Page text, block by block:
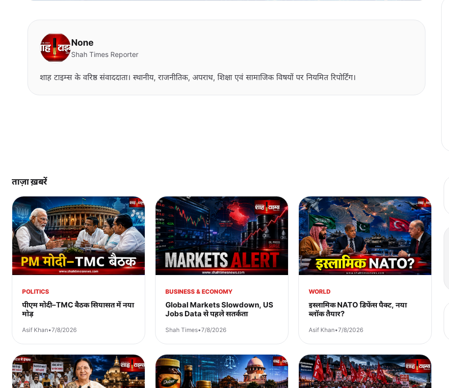
None
Shah Times Reporter
शाह टाइम्स के वरिष्ठ संवाददाता। स्थानीय, राजनीतिक, अपराध, शिक्षा एवं सामाजिक विषयों पर नियमित रिपोर्टिंग।
ताज़ा ख़बरें
POLITICS
पीएम मोदी–TMC बैठक सियासत में नया
मोड़
Asif Khan•7/8/2026
BUSINESS & ECONOMY
Global Markets Slowdown, US
Jobs Data से पहले सतर्कता
Shah Times•7/8/2026
WORLD
इस्लामिक NATO डिफेंस पैक्ट, नया
ब्लॉक तैयार?
Asif Khan•7/8/2026